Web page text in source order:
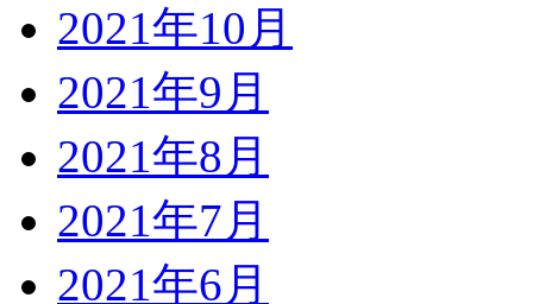
2021年10月
2021年9月
2021年8月
2021年7月
2021年6月